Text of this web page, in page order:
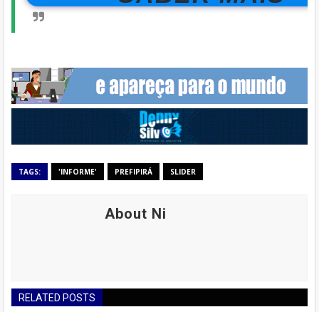
TAGS: 'INFORME' PREFIPIRÁ SLIDER
About Ni
RELATED POSTS